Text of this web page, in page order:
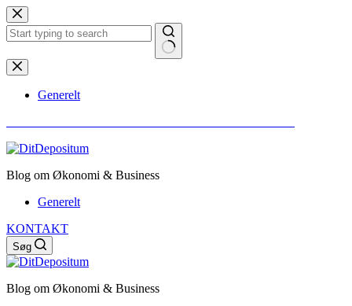
Fortsæt
til
indhold
Ingen
resultater
Generelt
Blog om Økonomi & Business
Generelt
KONTAKT
Søg
Blog om Økonomi & Business